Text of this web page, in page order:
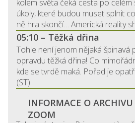
kolem světa čeká cesta po celém
úkoly, které budou muset splnit
ně hra skončí… Americká reality
05:10 – Těžká dřina
Tohle není jenom nějaká špinavá
opravdu těžká dřina! Co
kde se tvrdě maká. Pořad je
(ST)
INFORMACE O
ZOOM